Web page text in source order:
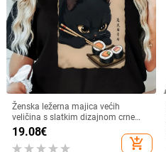
Ženska ležerna majica većih
veličina s slatkim dizajnom crne
mačke i sushija - okrugli izrez, kratki
rukavi, lagana
19.08€
add_shopping_cart